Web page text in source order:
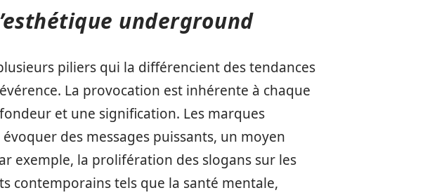
underground
piliers qui la différencient des tendances
La provocation est inhérente à chaque
et une signification. Les marques
des messages puissants, un moyen
exemple, la prolifération des slogans sur les
contemporains tels que la santé mentale,